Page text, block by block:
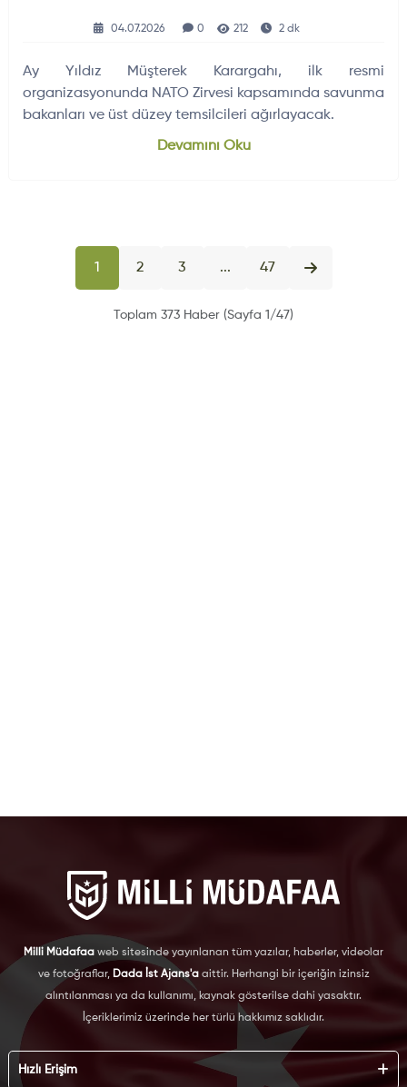
04.07.2026 0 212 2 dk
Ay Yıldız Müşterek Karargahı, ilk resmi
organizasyonunda NATO Zirvesi kapsamında savunma
bakanları ve üst düzey temsilcileri ağırlayacak.
Devamını Oku
1 2 3 ... 47
Toplam 373 Haber (Sayfa 1/47)
Milli Müdafaa web sitesinde yayınlanan tüm yazılar, haberler, videolar
ve fotoğraflar, Dada İst Ajans'aaittir. Herhangi bir içeriğin izinsiz
alıntılanması ya da kullanımı, kaynak gösterilse dahi yasaktır.
İçeriklerimiz üzerinde her türlü hakkımız saklıdır.
Hızlı Erişim